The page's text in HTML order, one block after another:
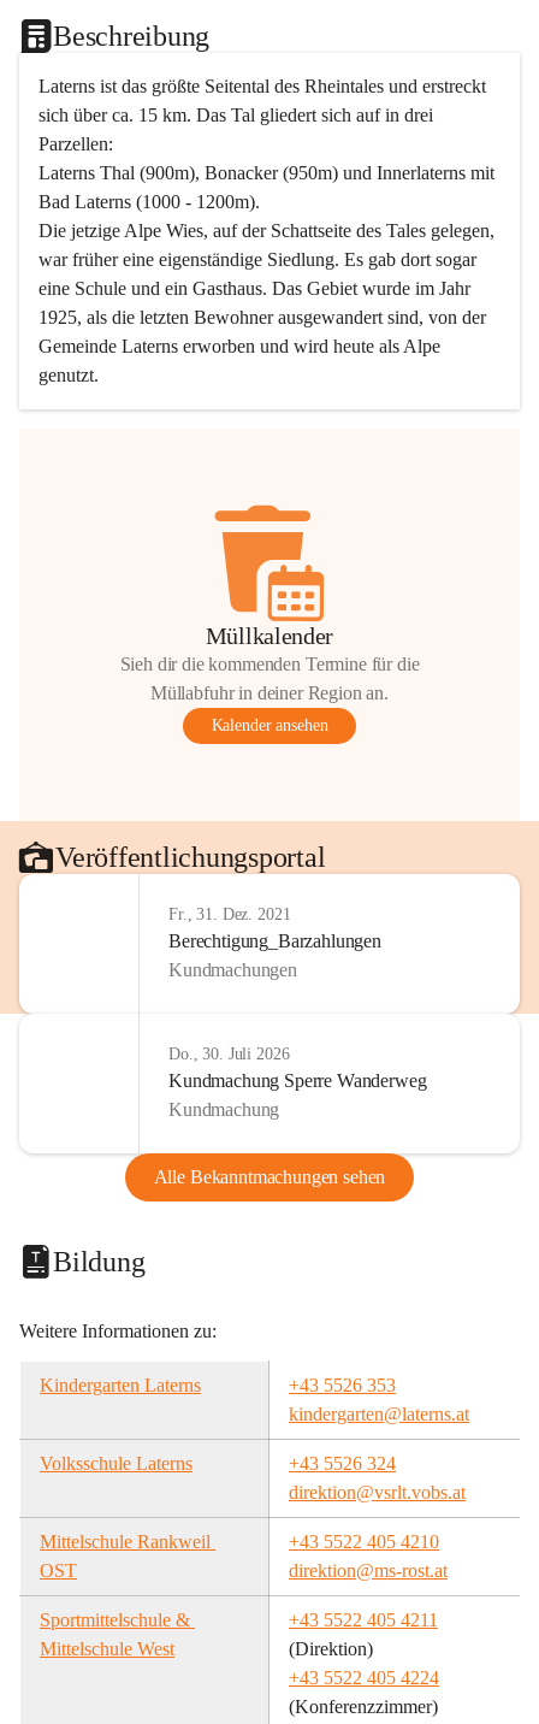
Beschreibung
Laterns ist das größte Seitental des Rheintales und erstreckt
sich über ca. 15 km. Das Tal gliedert sich auf in drei
Parzellen:
Laterns Thal (900m), Bonacker (950m) und Innerlaterns mit
Bad Laterns (1000 - 1200m).
Die jetzige Alpe Wies, auf der Schattseite des Tales gelegen,
war früher eine eigenständige Siedlung. Es gab dort sogar
eine Schule und ein Gasthaus. Das Gebiet wurde im Jahr
1925, als die letzten Bewohner ausgewandert sind, von der
Gemeinde Laterns erworben und wird heute als Alpe
genutzt.
Müllkalender
Sieh dir die kommenden Termine für die
Müllabfuhr in deiner Region an.
Kalender ansehen
Veröffentlichungsportal
Fr., 31. Dez. 2021
Berechtigung_Barzahlungen
Kundmachungen
Do., 30. Juli 2026
Kundmachung Sperre Wanderweg
Kundmachung
Alle Bekanntmachungen sehen
Bildung
Weitere Informationen zu:
Kindergarten Laterns
+43 5526 353
kindergarten@laterns.at
Volksschule Laterns
+43 5526 324
direktion@vsrlt.vobs.at
Mittelschule Rankweil
OST
+43 5522 405 4210
direktion@ms-rost.at
Sportmittelschule &
Mittelschule West
+43 5522 405 4211
(Direktion)
+43 5522 405 4224
(Konferenzzimmer)